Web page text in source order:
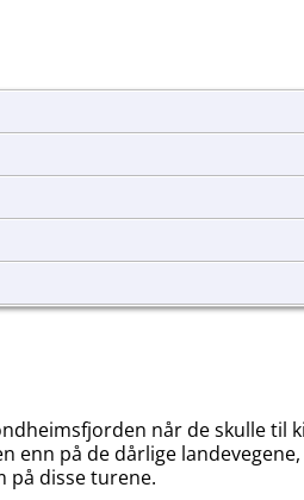
når de skulle til
enn på de dårlige
på disse turene.